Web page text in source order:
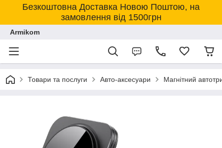
Безкоштовна Доставка Новою Поштою, на
замовлення від 1500грн
Armikom
Товари та послуги Авто-аксесуари Магнітний